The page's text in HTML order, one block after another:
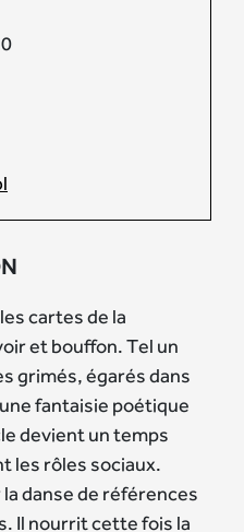
cartes de la
et bouffon. Tel un
grimés, égarés dans
fantaisie poétique
devient un temps
les rôles sociaux.
danse de références
Il nourrit cette fois la